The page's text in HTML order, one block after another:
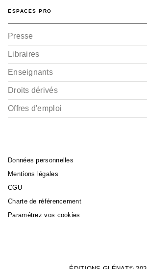
ESPACES PRO
Presse
Libraires
Enseignants
Droits dérivés
Offres d'emploi
Données personnelles
Mentions légales
CGU
Charte de référencement
Paramétrez vos cookies